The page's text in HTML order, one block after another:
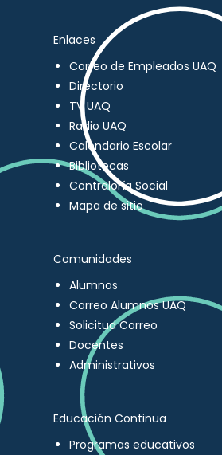
Enlaces
Correo de Empleados UAQ
Directorio
TV UAQ
Radio UAQ
Calendario Escolar
Bibliotecas
Contraloría Social
Mapa de sitio
Comunidades
Alumnos
Correo Alumnos UAQ
Solicitud Correo
Docentes
Administrativos
Educación Continua
Programas educativos